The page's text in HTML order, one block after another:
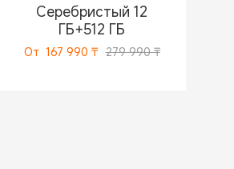
Серебристый 12
ГБ+512 ГБ
От 167 990 ₸ 279 990 ₸